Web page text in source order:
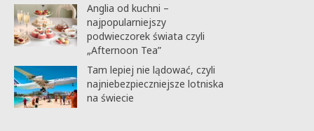
Anglia od kuchni –
najpopularniejszy
podwieczorek świata czyli
„Afternoon Tea”
Tam lepiej nie lądować, czyli
najniebezpieczniejsze lotniska
na świecie